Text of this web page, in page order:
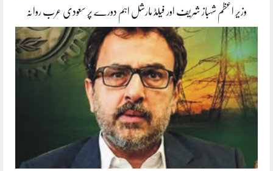
وزیر اعظم شہباز شریف اور فیلڈ مارشل اہم دورے پر سعودی عرب روانہ